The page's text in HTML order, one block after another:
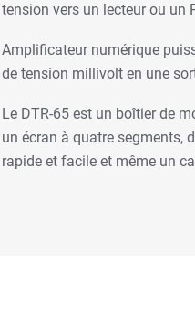
tension vers un lecteur ou un
Amplificateur numérique
de tension millivolt en une
Le DTR-65 est un boîtier de
un écran à quatre segments,
rapide et facile et même un